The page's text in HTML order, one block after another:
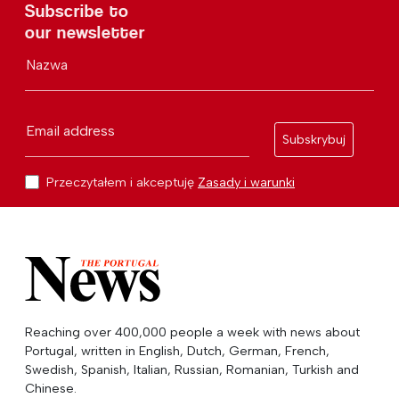
Subscribe to
our newsletter
Nazwa
Email address
Subskrybuj
Przeczytałem i akceptuję Zasady i warunki
Reaching over 400,000 people a week with news about
Portugal, written in English, Dutch, German, French,
Swedish, Spanish, Italian, Russian, Romanian, Turkish and
Chinese.